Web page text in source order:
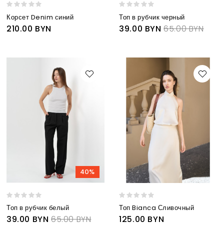
Корсет Denim синий
210.00 BYN
Топ в рубчик черный
39.00 BYN 65.00 BYN
40%
Топ в рубчик белый
39.00 BYN 65.00 BYN
Топ Bianca Сливочный
125.00 BYN